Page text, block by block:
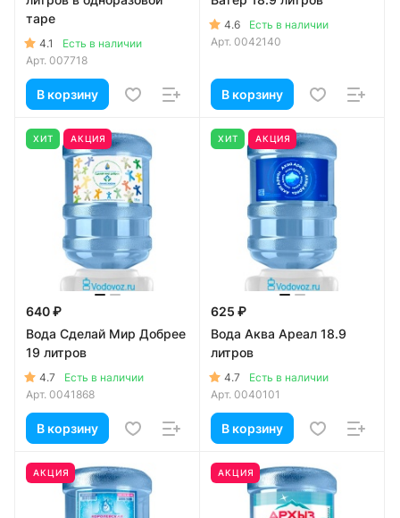
таре
4.1
Есть в наличии
Арт. 007718
В корзину
4.6
Есть в наличии
Арт. 0042140
В корзину
ХИТ АКЦИЯ
640 ₽
Вода Сделай Мир Добрее
19 литров
4.7
Есть в наличии
Арт. 0041868
В корзину
ХИТ АКЦИЯ
625 ₽
Вода Аква Ареал 18.9
литров
4.7
Есть в наличии
Арт. 0040101
В корзину
АКЦИЯ АКЦИЯ